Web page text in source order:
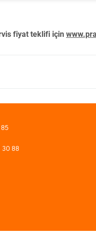
fiyat teklifi için
30 88